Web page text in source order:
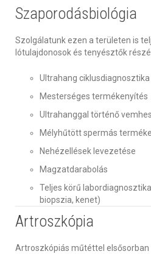
Szaporodásbiológia
Szolgálatunk ezen a területen is
lótulajdonosok és tenyésztők
Ultrahang ciklusdiagnosztika
Mesterséges termékenyítés
Ultrahanggal történő
Mélyhűtött spermás
Nehézellések levezetése
Magzatdarabolás
Teljes körű
biopszia, kenet)
Artroszkópia
Artroszkópiás műtéttel elsősorban